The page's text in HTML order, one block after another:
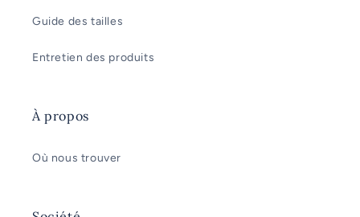
Guide des tailles
Entretien des produits
À propos
Où nous trouver